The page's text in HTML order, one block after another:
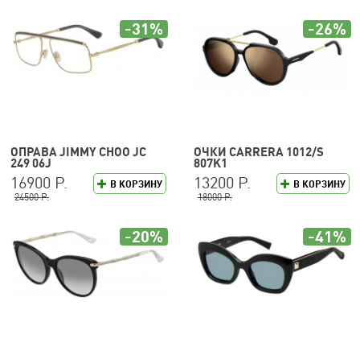
ОПРАВА JIMMY CHOO JC
249 06J
В КОРЗИНУ
16900 Р.
24500 Р.
-31%
ОЧКИ CARRERA 1012/S
807K1
В КОРЗИНУ
13200 Р.
18000 Р.
-26%
-20% -41%